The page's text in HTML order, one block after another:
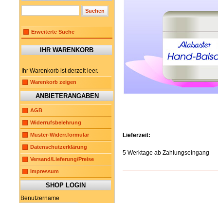
Erweiterte Suche
IHR WARENKORB
Ihr Warenkorb ist derzeit leer.
Warenkorb zeigen
ANBIETERANGABEN
AGB
Widerrufsbelehrung
Muster-Widerr.formular
Datenschutzerklärung
Versand/Lieferung/Preise
Impressum
SHOP LOGIN
Benutzername
Lieferzeit:
5 Werktage ab Zahlungseingang